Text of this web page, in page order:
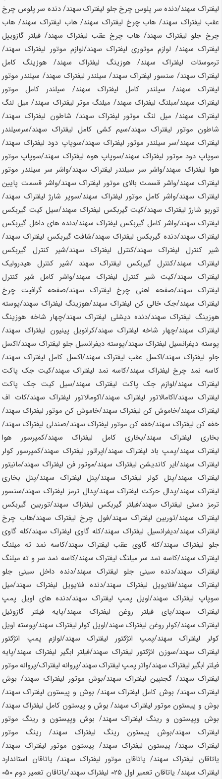
لیفتراک سهند/دنده سر پلوس چرخ جلو لیفتراکسهند/ دنده سر پلوس چرخ
عقب لیفتراک سهند/ هاب چرخ لیفتراکسهند/ هاب لیفتراک سهند/ هاب
چرخ جلو لیفتراکسهند/ هاب چرخ عقب لیفتراک سهند/ فیلتر گازوییل
لیفتراک سهند/ لوازم موتوری لیفتراک سهند/لوازم موتور لیفتراکسهند/
ترموستات لیفتراک سهند/ هوزینگ لیفتراکسهند/ هوزینگ کامل
لیفتراک سهند/ سنسور لیفتراکسهند/ سیلندر لیفتراک سهند/ سیلندر موتور
لیفتراک سهند/ سیلندر کامل لیفتراکسهند/ سیلندر کامل موتور
لیفتراک سهند/مبلنگ لیفتراک سهند/ میلنگ موتر لیفتراک سهند/ میل لنگ
لیفتراک سهند/ میل لنگ موتور لیفتراک سهند/ شاطون لیفتراکسهند/
شاطون موتور لیفتراکسهند/سیم کشی کامل لیفتراکسهند/سرسیلندر
لیفتراک سهند/سر سیلندر موتور لیفتراک سهند/سوپاپ دود لیفتراک سهند/
سوپاپ دود موتور لیفتراک سهند/سوپاپ هوه لیفتراک سهند/سوپاپ موتور
هوا لیفتراکسهند/واشر سر سیلندر لیفتراک سهند/واشر سر سیلندر موتور
لیفتراک سهند/واشر قسمت بالای موتور لیفتراکسهند/واشر قسمت پایین
لیفتراک سهند/واشر کامل موتور لیفتراک سهند/سوپر شارژ لیفتراک سهند/
توربو شارژ لیفتراکسهند/کیت گیربکس لیفتراک سهند/سیل کیت گیربکس
لیفتراک سهند/واشر کامل گیربکس لیفتراک سهند/دنده های داخل گیربکس
لیفتراک سهند/دنده گیربکس لیفتراک سهند/شافت گیربکس لیفتراکسهند/
شیر کنترل لیفتراکسهند/کنترل لیفتراک سهند/شیر کنترل گیربکس
لیفتراک سهند/کنترل گیربکس لیفتراکسهند/شیر کنترل هیدرولیک
لیفتراک سهند/کیت شیر کنترل لیفتراک سهند/واشر کامل شیر کنترل
لیفتراک سهند/صفحه اهنی چرخ لیفتراک سهند/صفحه گرافیت چرخ
لیفتراک سهند/جک خالی کن لیفتراکسهند/هوزینگ لیفتراک سهند/پوسته
هوزینگ لیفتراکسهند/دنده دیشلی لیفتراکسهند/چهار شاخه هوزینگ
لیفتراک سهند/چهار شاخه لیفتراک سهند/کرانویل پینیون لیفتراکسهند/
پوسته دیفرانسیل لیفتراکسهند/پوسته دیفرانسیل جلو لیفتراک سهند/اکسل
جلو لیفتراکسهند/اکسل عقب لیفتراکسهند/اکسل کامل لیفتراک سهند/
کاسه نمد چرخ لیفتراک سهند/کاسه نمد لیفتراکسهند/کیت جک پاکت
لیفتراک سهند/لوازم جک پاکت لیفتراکسهند/سیل کیت جک پاکت
لیفتراک سهند/اکامالاتور لیفتراکسهند/اکومالاتور لیفتراک سهند/کات اف
لیفتراک سهند/خاموش کن لیفتراک سهند/خاموش کن موتور لیفتراکسهند/
خفه کن لیفتراک سهند/خفه کن موتور لیفتراک سهند/صندلی لیفتراکسهند/
بخاری لیفتراکسهند/بخاری کامل لیفتراکسهند/کمپرسور هوا
لیفتراک سهند/پمپ باد لیفتراک سهند/اپراتور لیفتراک سهند/کمپرسور کولر
لیفتراک سهند/ایر کاندیشن لیفتراک سهند/موتور فن لیفتراکسهند/مانیتور
لیفتراک سهند/پنل کولر لیفتراک سهند/پنل لیفتراک سهند/پنل بخاری
لیفتراک سهند/پدال حرکت لیفتراکسهند/پدال ترمز لیفتراکسهند/سنسور
ترمز دستی لیفتراکسهند/فیلتر گیربکس لیفتراک سهند/توربین گیربکس
لیفتراک سهند/توربین لیفتراک سهند/فول چرخ لیفتراکسهند/هاب چرخ
لیفتراک سهند/دیفرانسیل لیفتراکسهند/کله گاوی لیفتراک سهند/کله گاوی
جلو لیفتراکسهند/کله گاوی عقب لیفتراک سهند/کاسه نمد ته میلنگ
لیفتراک سهند/کاسه نمد سر میلنگ لیفتراک سهند/کاسه نمد سر و ته میلنگ
لیفتراک سهند/دنده سینی جلو لیفتراکسهند/دنده داخل سینی جلو
لیفتراک سهند/فلایویل لیفتراک سهند/دنده فلایویل لیفتراک سهند/میل
سوپاپ لیفتراک سهند/اویل پمپ لیفتراکسهند/دنده های اویل پمپ
لیفتراک سهند/پای فیلتر روغن لیفتراکسهند/پایه فیلتر گازوئیل
لیفتراک سهند/کولر روغن لیفتراکسهند/اویل کولر لیفتراک سهند/پوسته اویل
کولر لیفتراکسهند/پمپ انژکتور لیفتراک سهند/لوازم پمپ انژکتور
لیفتراک سهند/سوزن انژکتور لیفتراک سهند/فیلتر ابگیر لیفتراکسهند/پایه
فیلتر ابگیر لیفتراک سهند/واتر پمپ لیفتراک سهند/پروانه لیفتراک/پروانه موتور
لیفتراک سهند/ گجنپین لیفتراک سهند/بوش موتور لیفتراک سهند/ بوش
لیفتراک سهند/ بوش کامل لیفتراک سهند/ بوش و پیستون لیفتراکسهند/
بوش و پیستون موتور لیفتراکسهند/ بوش و پیستون کامل لیفتراکسهند/
بوش وپیستون و رینگ لیفتراک سهند/ بوش وپیستون و رینگ موتور
لیفتراک سهند/بوش پیستون رینگ لیفتراکسهند/ رینگ موتور
لیفتراک سهند/ پیستون لیفتراکسهند/ پیستون موتور لیفتراک سهند/
یاتاقان لیفتراکسهند/ یاتاقان موتور لیفتراک سهند/ یاتاقان استاندارد
لیفتراک سهند/ یاتاقان تعمیر اول 025 لیفتراک سهند
/یاتاقان تعمیر دوم 050